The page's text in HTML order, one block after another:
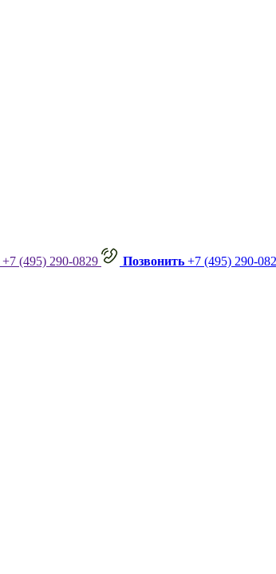
+7 (495) 290-0829 Позвонить +7 (495) 290-